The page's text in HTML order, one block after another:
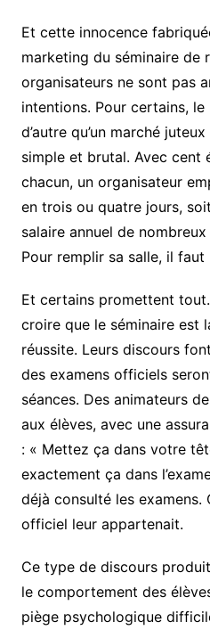
Et cette innocence
marketing du séminaire de
organisateurs ne sont pas
intentions. Pour certains, le
d’autre qu’un marché
simple et brutal. Avec cent
chacun, un organisateur
en trois ou quatre jours,
salaire annuel de
Pour remplir sa salle, il
Et certains promettent
croire que le séminaire est
réussite. Leurs discours
des examens officiels
séances. Des animateurs
aux élèves, avec une
: « Mettez ça dans votre
exactement ça dans
déjà consulté les examens.
officiel leur appartenait.
Ce type de discours
le comportement des
piège psychologique